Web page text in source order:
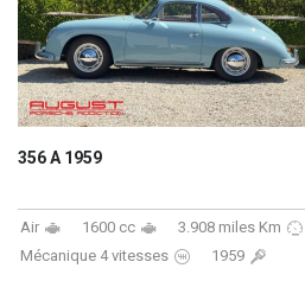
356 A 1959
Air 1600 cc 3.908 miles Km
Mécanique 4 vitesses
1959